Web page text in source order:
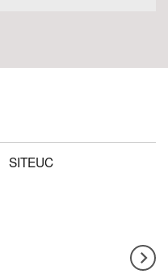
SITEUC